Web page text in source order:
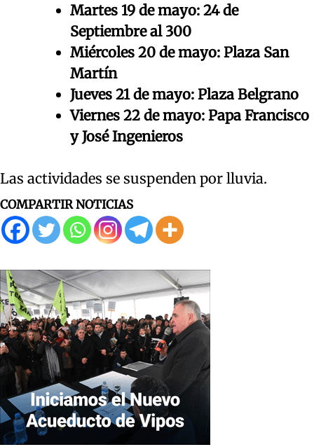
Martes 19 de mayo: 24 de
Septiembre al 300
Miércoles 20 de mayo: Plaza San
Martín
Jueves 21 de mayo: Plaza Belgrano
Viernes 22 de mayo: Papa Francisco
y José Ingenieros
Las actividades se suspenden por lluvia.
COMPARTIR NOTICIAS